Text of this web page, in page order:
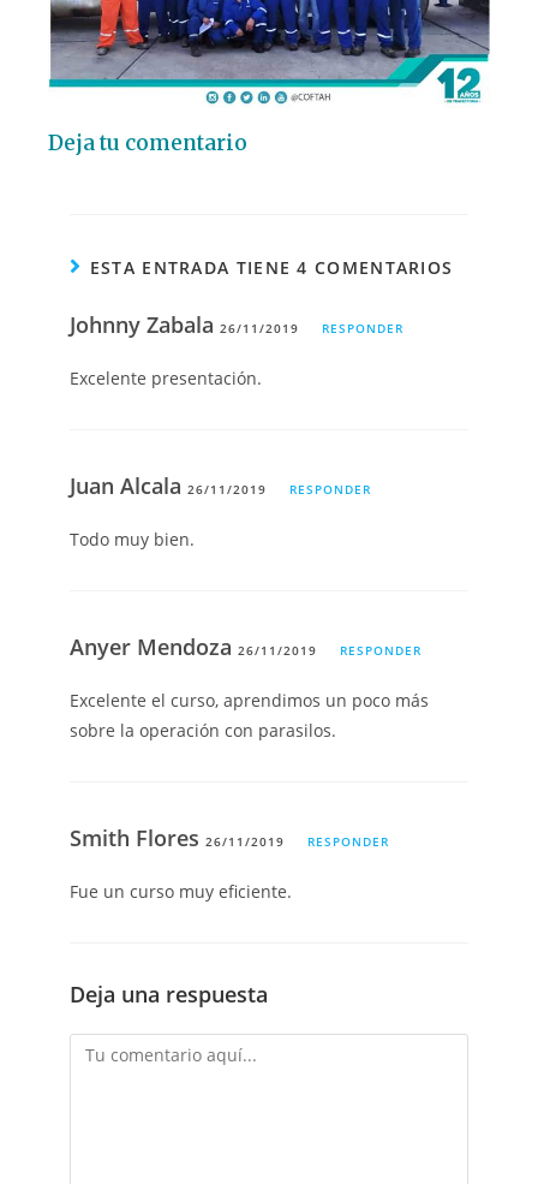
Deja tu comentario
ESTA ENTRADA TIENE 4 COMENTARIOS
Johnny Zabala26/11/2019 RESPONDER
Excelente presentación.
Juan Alcala26/11/2019 RESPONDER
Todo muy bien.
Anyer Mendoza26/11/2019 RESPONDER
Excelente el curso, aprendimos un poco más
sobre la operación con parasilos.
Smith Flores26/11/2019 RESPONDER
Fue un curso muy eficiente.
Deja una respuesta